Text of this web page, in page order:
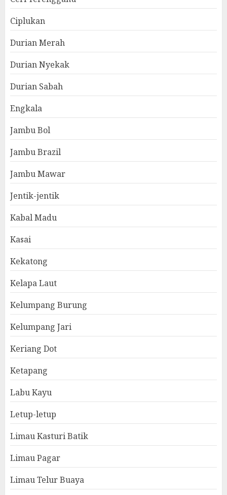
Ciplukan
Durian Merah
Durian Nyekak
Durian Sabah
Engkala
Jambu Bol
Jambu Brazil
Jambu Mawar
Jentik-jentik
Kabal Madu
Kasai
Kekatong
Kelapa Laut
Kelumpang Burung
Kelumpang Jari
Keriang Dot
Ketapang
Labu Kayu
Letup-letup
Limau Kasturi Batik
Limau Pagar
Limau Telur Buaya